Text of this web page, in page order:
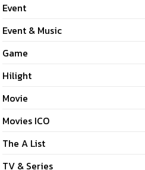
Event
Event & Music
Game
Hilight
Movie
Movies ICO
The A List
TV & Series